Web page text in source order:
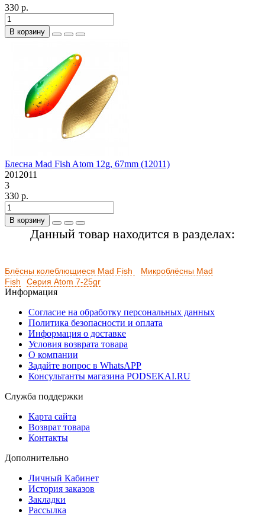
330 р.
В корзину
Блесна Mad Fish Atom 12g, 67mm (12011)
2012011
3
330 р.
В корзину
Данный товар находится в разделах:
Блёсны колеблющиеся Mad Fish
Микроблёсны Mad
Fish
Серия Atom 7-25gr
Информация
Согласие на обработку персональных данных
Политика безопасности и оплата
Информация о доставке
Условия возврата товара
О компании
Задайте вопрос в WhatsAPP
Консультанты магазина PODSEKAI.RU
Служба поддержки
Карта сайта
Возврат товара
Контакты
Дополнительно
Личный Кабинет
История заказов
Закладки
Рассылка